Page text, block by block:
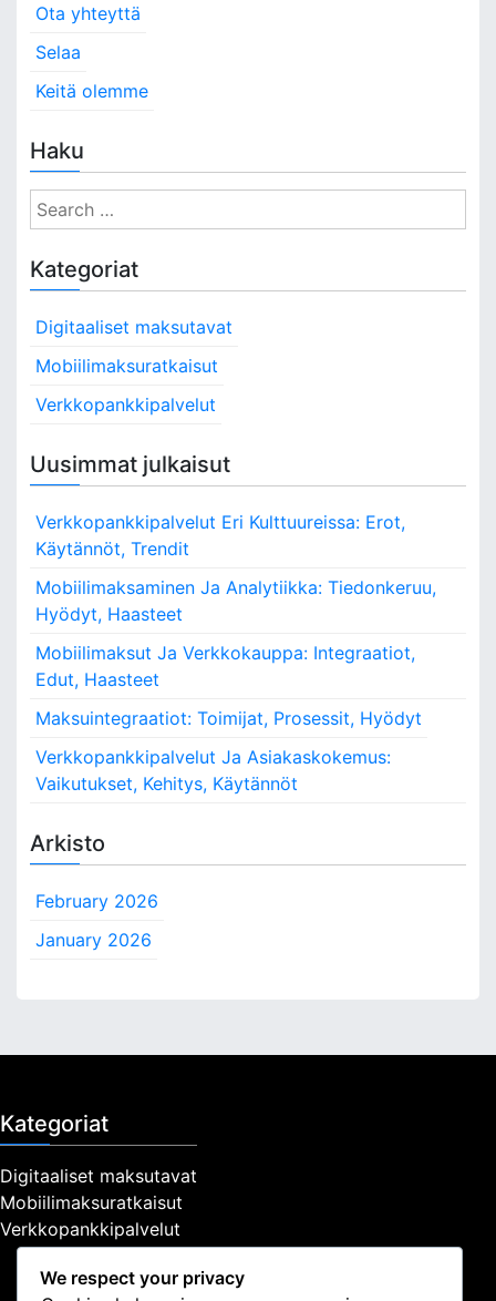
Ota yhteyttä
Selaa
Keitä olemme
Haku
S
e
r
h
Kategoriat
Digitaaliset maksutavat
Mobiilimaksuratkaisut
Verkkopankkipalvelut
Uusimmat julkaisut
Verkkopankkipalvelut Eri Kulttuureissa: Erot,
Käytännöt, Trendit
Mobiilimaksaminen Ja Analytiikka: Tiedonkeruu,
Hyödyt, Haasteet
Mobiilimaksut Ja Verkkokauppa: Integraatiot,
Edut, Haasteet
Maksuintegraatiot: Toimijat, Prosessit, Hyödyt
Verkkopankkipalvelut Ja Asiakaskokemus:
Vaikutukset, Kehitys, Käytännöt
Arkisto
February 2026
January 2026
Kategoriat
Digitaaliset maksutavat
Mobiilimaksuratkaisut
Verkkopankkipalvelut
We respect your privacy